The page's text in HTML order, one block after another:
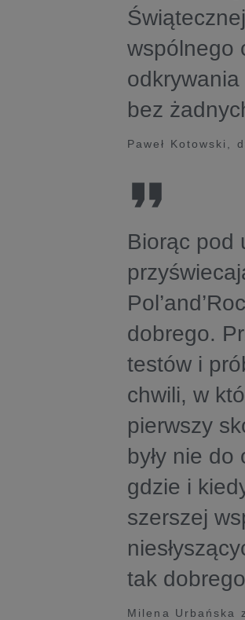
wspólnego
bez
Paweł Kotowski,
Biorąc pod
dobrego.
testów i
chwili, w
pierwszy
były nie
gdzie i
szerszej
tak
Milena Urbańska